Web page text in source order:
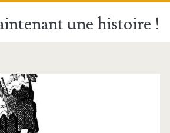
une histoire !
:
span>